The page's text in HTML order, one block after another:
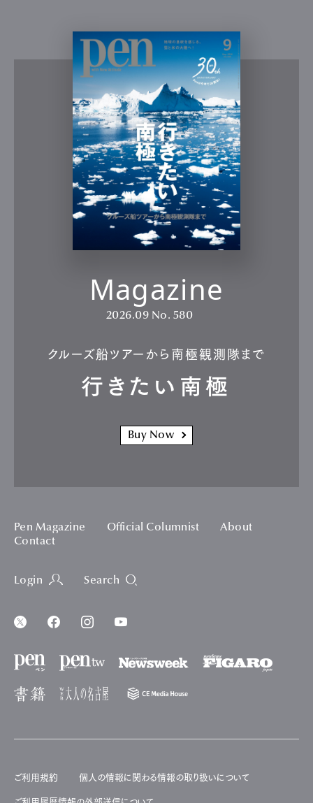
Magazine
2026.09 No. 580
クルーズ船ツアーから南極観測隊まで
行きたい南極
Buy Now
Pen Magazine Official Columnist
About
Contact
Login Search
ご利用規約 個人の情報に関わる情報の取り扱いについて